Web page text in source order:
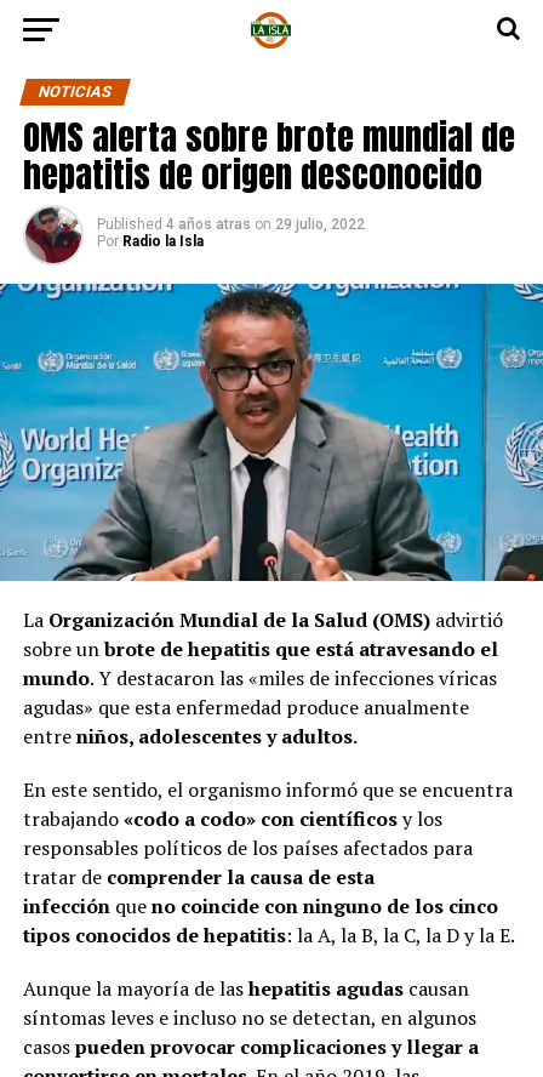
NOTICIAS
OMS alerta sobre brote mundial de
hepatitis de origen desconocido
Published 4 años atras on 29 julio, 2022
Por Radio la Isla
La Organización Mundial de la Salud (OMS)advirtió
sobre unbrote de hepatitis que está atravesando el
mundo. Y destacaron las «miles de infecciones víricas
agudas» que esta enfermedad produce anualmente
entreniños, adolescentes y adultos.
En este sentido, el organismo informó que se encuentra
trabajando«codo a codo» con científicosy los
responsables políticos de los países afectados para
tratar de comprender la causa de esta
infecciónqueno coincide con ninguno de los cinco
tipos conocidos de hepatitis: la A, la B, la C, la D y la E.
Aunque la mayoría de lashepatitis agudascausan
síntomas leves e incluso no se detectan, en algunos
casospueden provocar complicaciones y llegar a